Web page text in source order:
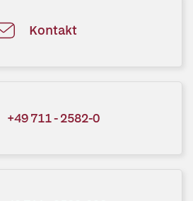
Kontakt
+49 711 - 2582-0